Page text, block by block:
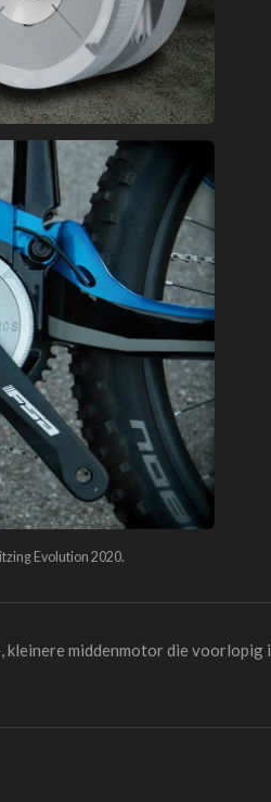
Evolution 2020.
middenmotor die